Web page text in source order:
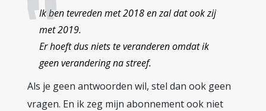
Ik ben tevreden met 2018 en zal dat ook zij
met 2019.
Er hoeft dus niets te veranderen omdat ik
geen verandering na streef.
Als je geen antwoorden wil, stel dan ook geen
vragen. En ik zeg mijn abonnement ook niet